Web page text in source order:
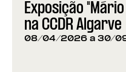
Exposição
na CCDR Algarve
08/04/2026 a 30/